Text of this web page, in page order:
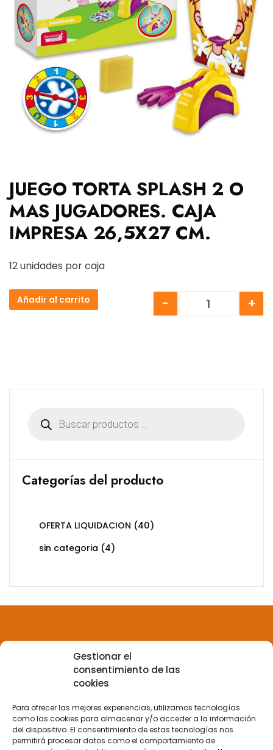
Gestionar el
consentimiento de las
cookies
Para ofrecer las mejores experiencias, utilizamos tecnologías
como las cookies para almacenar y/o acceder a la información
del dispositivo. El consentimiento de estas tecnologías nos
permitirá procesar datos como el comportamiento de
JUEGO TORTA SPLASH 2 O
MAS JUGADORES. CAJA
IMPRESA 26,5X27 CM.
12 unidades por caja
JUEGO
- +
Añadir al carrito
productos
Categorías del producto
OFERTA LIQUIDACION (40)
sin categoria (4)
Política de privacidad
Política de Cookies